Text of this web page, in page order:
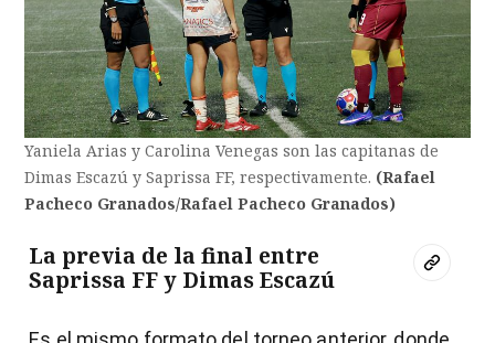
Yaniela Arias y Carolina Venegas son las capitanas de
Dimas Escazú y Saprissa FF, respectivamente. (Rafael
Pacheco Granados/Rafael Pacheco Granados)
La previa de la final entre
Saprissa FF y Dimas Escazú